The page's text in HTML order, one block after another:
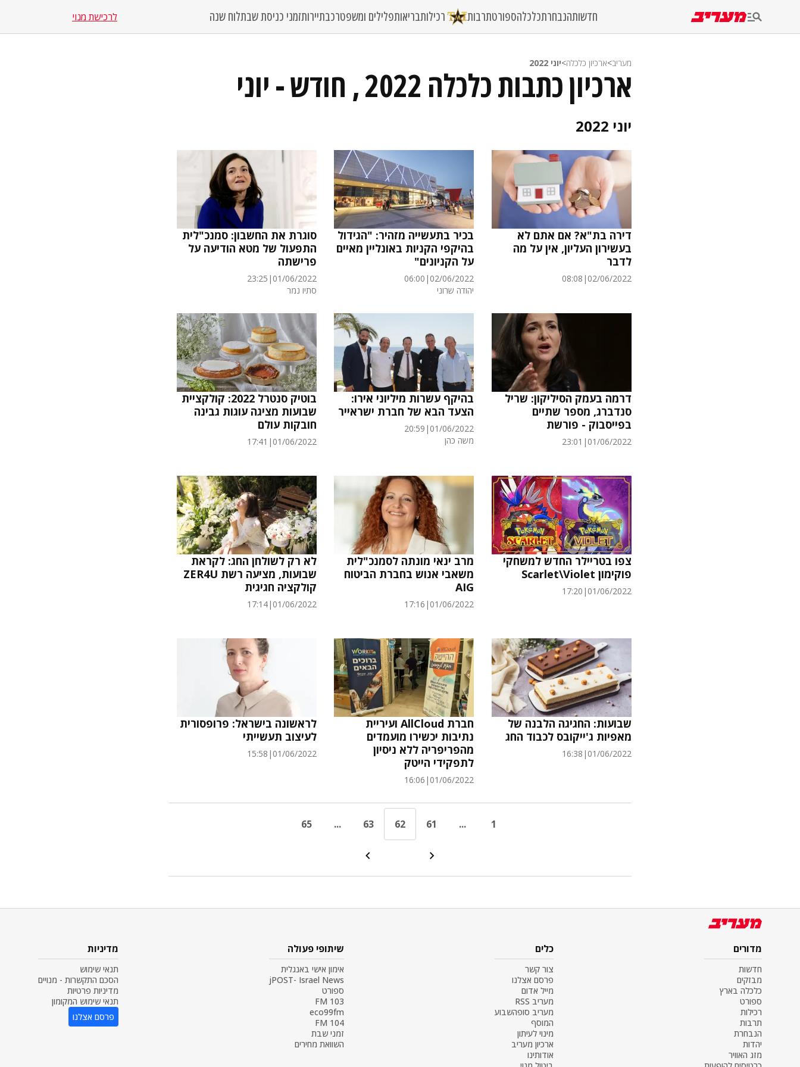
חדשותהנבחרתכלכלהספורטתרבות רכילותבריאותפלילים ומשפטרכבתיירותזמני כניסת שבתלוח שנה לרכישת מנוי
מעריב>ארכיון כלכלה>יוני 2022
ארכיון כתבות כלכלה 2022 , חודש - יוני
יוני 2022
דירה בת"א? אם אתם לא
בעשירון העליון, אין על מה
לדבר
02/06/2022
|
08:08
בכיר בתעשייה מזהיר: "הגידול
בהיקפי הקניות באונליין מאיים
על הקניונים"
02/06/2022
|
06:00
יהודה שרוני
סוגרת את החשבון: סמנכ"לית
התפעול של מטא הודיעה על
פרישתה
01/06/2022
|
23:25
סתיו נמר
דרמה בעמק הסיליקון: שריל
סנדברג, מספר שתיים
בפייסבוק - פורשת
01/06/2022
|
23:01
בהיקף עשרות מיליוני אירו:
הצעד הבא של חברת ישראייר
01/06/2022
|
20:59
משה כהן
בוטיק סנטרל 2022: קולקציית
שבועות מציגה עוגות גבינה
חובקות עולם
01/06/2022
|
17:41
צפו בטריילר החדש למשחקי
פוקימון Scarlet\Violet
01/06/2022
|
17:20
מרב ינאי מונתה לסמנכ"לית
משאבי אנוש בחברת הביטוח
AIG
01/06/2022
|
17:16
לא רק לשולחן החג: לקראת
שבועות, מציעה רשת ZER4U
קולקציה חגיגית
01/06/2022
|
17:14
שבועות: החגיגה הלבנה של
מאפיות ג'ייקובס לכבוד החג
01/06/2022
|
16:38
חברת AllCloud ועיריית
נתיבות יכשירו מועמדים
מהפריפריה ללא ניסיון
לתפקידי הייטק
01/06/2022
|
16:06
לראשונה בישראל: פרופסורית
לעיצוב תעשייתי
01/06/2022
|
15:58
65 ... 63 62 61 ... 1
מדורים
חדשות
מבזקים
כלכלה בארץ
ספורט
רכילות
תרבות
הנבחרת
יהדות
מזג האוויר
כלים
צור קשר
פרסם אצלנו
מייל אדום
מעריב RSS
מעריב סופהשבוע
המוסף
מינוי לעיתון
ארכיון מעריב
אודותינו
שיתופי פעולה
אימון אישי באנגלית
jPOST- Israel News
ספורט
103 FM
eco99fm
104 FM
זמני שבת
השוואת מחירים
מדיניות
תנאי שימוש
הסכם התקשרות - מנויים
מדיניות פרטיות
תנאי שימוש המקומון
פרסם אצלנו